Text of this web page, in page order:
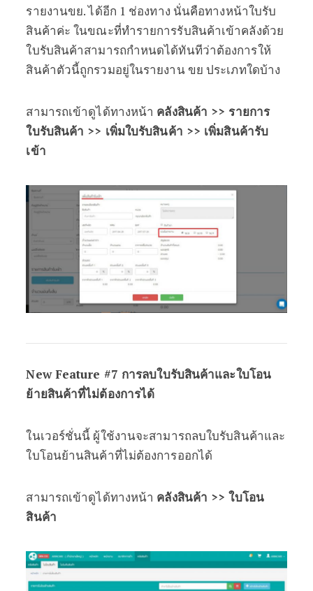
รายงานขย. ได้อีก 1 ช่องทาง นั่นคือทางหน้าใบรับ
สินค้าค่ะ ในขณะที่ทำรายการรับสินค้าเข้าคลังด้วย
ใบรับสินค้าสามารถกำหนดได้ทันทีว่าต้องการให้
สินค้าตัวนี้ถูกรวมอยู่ในรายงาน ขย ประเภทใดบ้าง
สามารถเข้าดูได้ทางหน้า คลังสินค้า >> รายการ
ใบรับสินค้า >> เพิ่มใบรับสินค้า >> เพิ่มสินค้ารับ
เข้า
New Feature #7 การลบใบรับสินค้าและใบโอน
ย้ายสินค้าที่ไม่ต้องการได้
ในเวอร์ชั่นนี้ ผู้ใช้งานจะสามารถลบใบรับสินค้าและ
ใบโอนย้านสินค้าที่ไม่ต้องการออกได้
สามารถเข้าดูได้ทางหน้า คลังสินค้า >> ใบโอน
สินค้า